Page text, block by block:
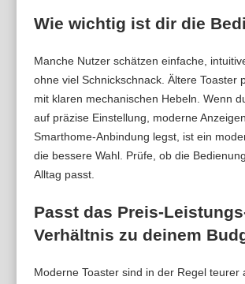
Wie wichtig ist dir die
Manche Nutzer schätzen einfache,
ohne viel Schnickschnack. Ältere Toaster
mit klaren mechanischen Hebeln. Wenn
auf präzise Einstellung, moderne
Smarthome-Anbindung legst, ist ein
die bessere Wahl. Prüfe, ob die
Alltag passt.
Passt das Preis-
Verhältnis zu deinem
Moderne Toaster sind in der Regel teurer